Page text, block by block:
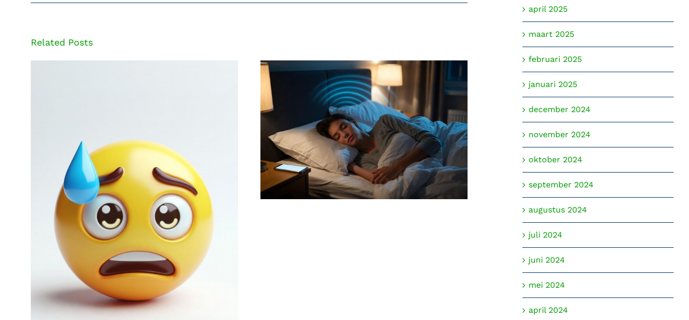
Related Posts
Het verhaal van George Carlo
Mobiele straling kan je slaap
beïnvloeden
Het verhaal van George Carlo
april 2025
maart 2025
februari 2025
januari 2025
december 2024
november 2024
oktober 2024
september 2024
augustus 2024
juli 2024
juni 2024
mei 2024
april 2024